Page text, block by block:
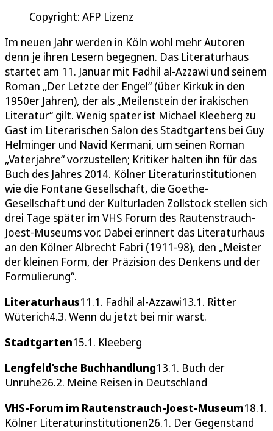
Copyright: AFP Lizenz
Im neuen Jahr werden in Köln wohl mehr Autoren
denn je ihren Lesern begegnen. Das Literaturhaus
startet am 11. Januar mit Fadhil al-Azzawi und seinem
Roman „Der Letzte der Engel“ (über Kirkuk in den
1950er Jahren), der als „Meilenstein der irakischen
Literatur“ gilt. Wenig später ist Michael Kleeberg zu
Gast im Literarischen Salon des Stadtgartens bei Guy
Helminger und Navid Kermani, um seinen Roman
„Vaterjahre“ vorzustellen; Kritiker halten ihn für das
Buch des Jahres 2014. Kölner Literaturinstitutionen
wie die Fontane Gesellschaft, die Goethe-
Gesellschaft und der Kulturladen Zollstock stellen sich
drei Tage später im VHS Forum des Rautenstrauch-
Joest-Museums vor. Dabei erinnert das Literaturhaus
an den Kölner Albrecht Fabri (1911-98), den „Meister
der kleinen Form, der Präzision des Denkens und der
Formulierung“.
Literaturhaus11.1. Fadhil al-Azzawi13.1. Ritter
Wüterich4.3. Wenn du jetzt bei mir wärst.
Stadtgarten15.1. Kleeberg
Lengfeld’sche Buchhandlung13.1. Buch der
Unruhe26.2. Meine Reisen in Deutschland
VHS-Forum im Rautenstrauch-Joest-Museum18.1.
Kölner Literaturinstitutionen26.1. Der Gegenstand